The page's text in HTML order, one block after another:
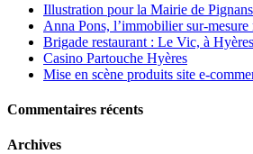
Illustration pour la Mairie de Pignans
Anna Pons, l’immobilier sur-
Brigade restaurant : Le Vic, à Hyères
Casino Partouche Hyères
Mise en scène produits site e-
Commentaires récents
Archives